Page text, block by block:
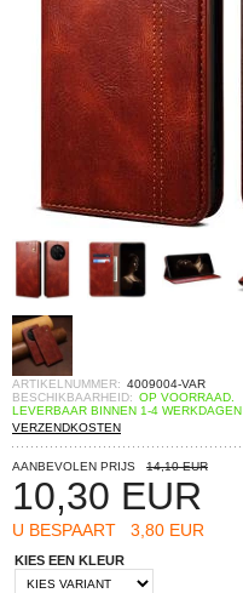
ARTIKELNUMMER: 4009004-VAR
BESCHIKBAARHEID: OP VOORRAAD.
LEVERBAAR BINNEN 1-4 WERKDAGEN
VERZENDKOSTEN
AANBEVOLEN PRIJS 14,10 EUR
10,30 EUR
U BESPAART 3,80 EUR
KIES EEN KLEUR